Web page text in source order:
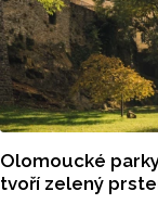
Olomoucké
tvoří zelený